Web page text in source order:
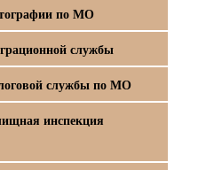
по МО
службы
службы по МО
инспекция